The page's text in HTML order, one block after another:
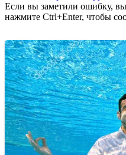
Если вы заметили ошибку,
нажмите Ctrl+Enter, чтобы